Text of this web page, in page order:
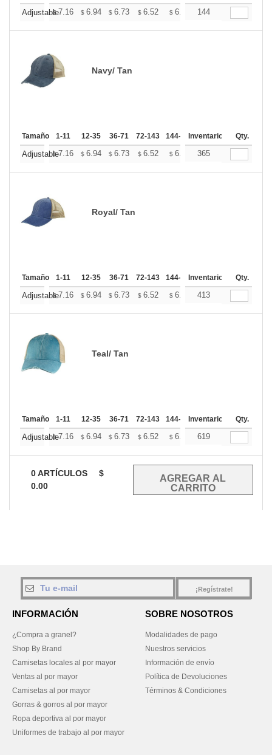
Adjustable
$7.16 $ 6.94 $ 6.73 $ 6.52 $ 6.31 $6.20
144
Navy/ Tan
Tamaño 1-11 12-35 36-71 72-143 144-287 288 + Mas
Inventario Qty.
Adjustable
$7.16 $ 6.94 $ 6.73 $ 6.52 $ 6.31 $6.20
365
Royal/ Tan
Tamaño 1-11 12-35 36-71 72-143 144-287 288 + Mas
Inventario Qty.
Adjustable
$7.16 $ 6.94 $ 6.73 $ 6.52 $ 6.31 $6.20
413
Teal/ Tan
Tamaño 1-11 12-35 36-71 72-143 144-287 288 + Mas
Inventario Qty.
Adjustable
$7.16 $ 6.94 $ 6.73 $ 6.52 $ 6.31 $6.20
619
0ARTÍCULOS
$
0.00
¡Regístrate!
INFORMACIÓN
¿Compra a granel?
Shop By Brand
Camisetas locales al por mayor
Ventas al por mayor
Camisetas al por mayor
Gorras & gorros al por mayor
Ropa deportiva al por mayor
Uniformes de trabajo al por mayor
SOBRE NOSOTROS
Modalidades de pago
Nuestros servicios
Información de envío
Política de Devoluciones
Términos & Condiciones